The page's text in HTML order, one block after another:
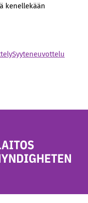
kenellekään
Syyteneuvottelu